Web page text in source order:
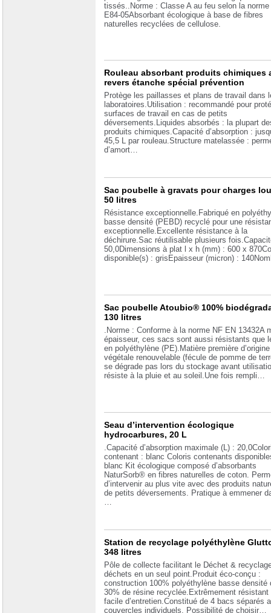
tissés..Norme : Classe A au feu selon la norme
E84-05Absorbant écologique à base de fibres
naturelles recyclées de cellulose.
Rouleau absorbant produits chimiques
revers étanche spécial prévention
Protège les paillasses et plans de travail dans
laboratoires.Utilisation : recommandé pour
surfaces de travail en cas de petits
déversements.Liquides absorbés : la plupart
produits chimiques.Capacité d’absorption :
45,5 L par rouleau.Structure matelassée :
d’amort…
Sac poubelle à gravats pour charges
50 litres
Résistance exceptionnelle.Fabriqué en
basse densité (PEBD) recyclé pour une
exceptionnelle.Excellente résistance à la
déchirure.Sac réutilisable plusieurs
50,0Dimensions à plat l x h (mm) : 600 x
disponible(s) : grisEpaisseur (micron) :
Sac poubelle Atoubio® 100%
130 litres
.Norme : Conforme à la norme NF EN 13432A
épaisseur, ces sacs sont aussi résistants que
en polyéthylène (PE).Matière première d’origine
végétale renouvelable (fécule de pomme de
se dégrade pas lors du stockage avant
résiste à la pluie et au soleil.Une fois rempli…
Seau d’intervention écologique
hydrocarbures, 20 L
.Capacité d’absorption maximale (L) :
contenant : blanc Coloris contenants
blanc Kit écologique composé d’absorbants
NaturSorb® en fibres naturelles de coton.
d’intervenir au plus vite avec des produits
de petits déversements. Pratique à emmener
…
Station de recyclage polyéthylène
348 litres
Pôle de collecte facilitant le Déchet &
déchets en un seul point.Produit éco-conçu :
construction 100% polyéthylène basse densité
30% de résine recyclée.Extrêmement résistant
facile d’entretien.Constitué de 4 bacs séparés
couvercles individuels. Possibilité de choisir…